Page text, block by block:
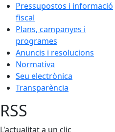
Pressupostos i informació
fiscal
Plans, campanyes i
programes
Anuncis i resolucions
Normativa
Seu electrònica
Transparència
RSS
L'actualitat a un clic